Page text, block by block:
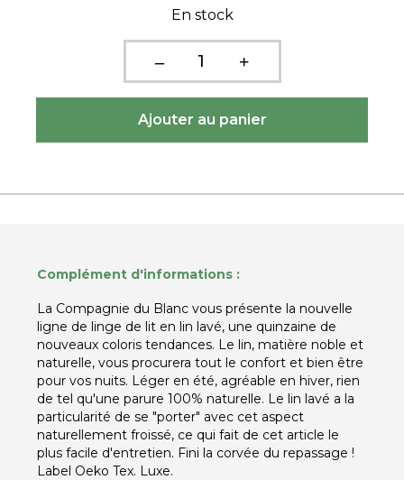
En stock
Complément d'informations :
La Compagnie du Blanc vous présente la nouvelle
ligne de linge de lit en lin lavé, une quinzaine de
nouveaux coloris tendances. Le lin, matière noble et
naturelle, vous procurera tout le confort et bien être
pour vos nuits. Léger en été, agréable en hiver, rien
de tel qu'une parure 100% naturelle. Le lin lavé a la
particularité de se "porter" avec cet aspect
naturellement froissé, ce qui fait de cet article le
plus facile d'entretien. Fini la corvée du repassage !
Label Oeko Tex. Luxe.